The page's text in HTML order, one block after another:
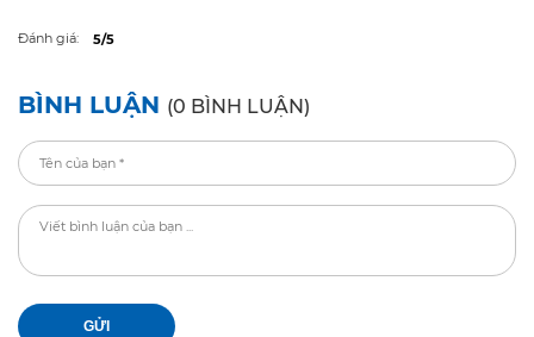
Đánh giá: 5/5
BÌNH LUẬN (0 BÌNH LUẬN)
GỬI